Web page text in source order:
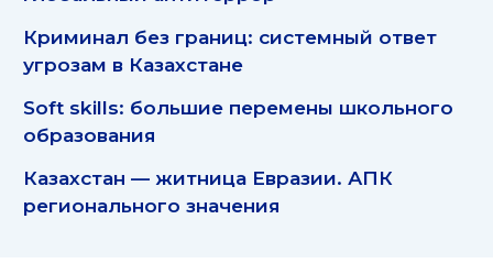
Криминал без границ: системный ответ
угрозам в Казахстане
Soft skills: большие перемены школьного
образования
Казахстан — житница Евразии. АПК
регионального значения